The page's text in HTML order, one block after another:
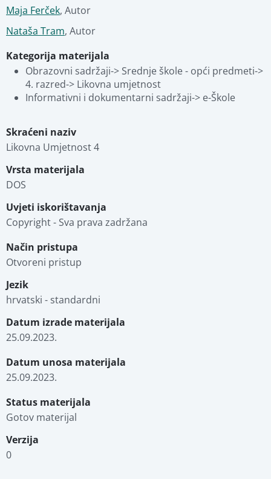
Maja Ferček, Autor
Nataša Tram, Autor
Kategorija materijala
Obrazovni sadržaji-> Srednje škole - opći predmeti->
4. razred-> Likovna umjetnost
Informativni i dokumentarni sadržaji-> e-Škole
Skraćeni naziv
Likovna Umjetnost 4
Vrsta materijala
DOS
Uvjeti iskorištavanja
Copyright - Sva prava zadržana
Način pristupa
Otvoreni pristup
Jezik
hrvatski - standardni
Datum izrade materijala
25.09.2023.
Datum unosa materijala
25.09.2023.
Status materijala
Gotov materijal
Verzija
0